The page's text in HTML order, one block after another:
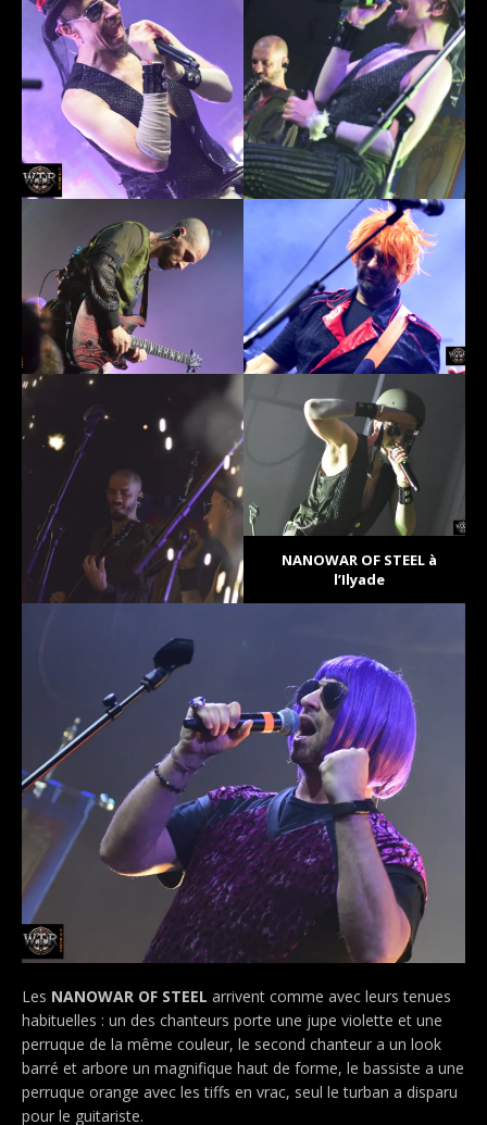
NANOWAR OF STEEL à
l’Ilyade
Les NANOWAR OF STEEL arrivent comme avec leurs tenues
habituelles : un des chanteurs porte une jupe violette et une
perruque de la même couleur, le second chanteur a un look
barré et arbore un magnifique haut de forme, le bassiste a une
perruque orange avec les tiffs en vrac, seul le turban a disparu
pour le guitariste.